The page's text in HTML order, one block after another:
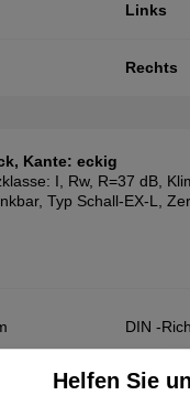
Links
Rechts
Kante: eckig
I, Rw, R=37 dB,
Typ Schall-EX-L,
DIN -
Helfen Sie